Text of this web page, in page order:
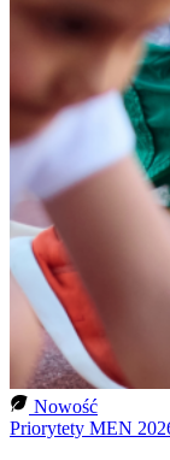
Nowość
Priorytety MEN